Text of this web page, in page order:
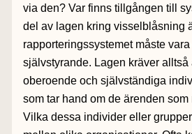
via den? Var finns tillgången till
del av lagen kring visselblåsning
rapporteringssystemet måste
självstyrande. Lagen kräver alltså
oberoende och självständiga
som tar hand om de ärenden som
Vilka dessa individer eller